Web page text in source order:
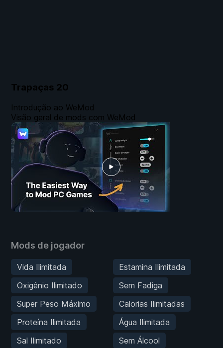
Trapaças 20
Mods de jogador
Vida Ilimitada
Estamina Ilimitada
Oxigênio Ilimitado
Sem Fadiga
Super Peso Máximo
Calorias Ilimitadas
Proteína Ilimitada
Água Ilimitada
Sal Ilimitado
Sem Álcool
Introdução ao WeMod
Visão geral de mods com WeMod